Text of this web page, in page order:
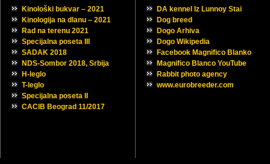
Kinološki bukvar – 2021
Kinologija na dlanu – 2021
Rad na terenu 2021
Specijalna poseta III
SADAK 2018
NDS-Sombor 2018, Srbija
H-leglo
T-leglo
Specijalna poseta II
CACIB Beograd 11/2017
DA kennel Iz Lunnoy Stai
Dog breed
Dogo Arhiva
Dogo Wikipedia
Facebook Magnifico Blanko
Magnifico Blanco YouTube
Rabbit photo agency
www.eurobreeder.com